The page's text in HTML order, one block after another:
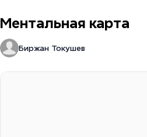
Ментальная карта
Биржан Токушев